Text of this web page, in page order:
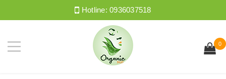
Hotline:0936037518
0